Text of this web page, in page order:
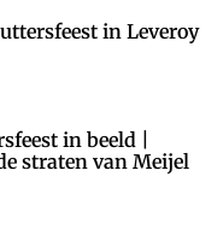
in Leveroy
in beeld |
straten van Meijel